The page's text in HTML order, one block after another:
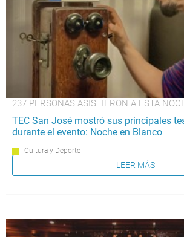
237 PERSONAS ASISTIERON A ESTA
TEC San José mostró sus principales
durante el evento: Noche en Blanco
Cultura y Deporte
LEER MÁS